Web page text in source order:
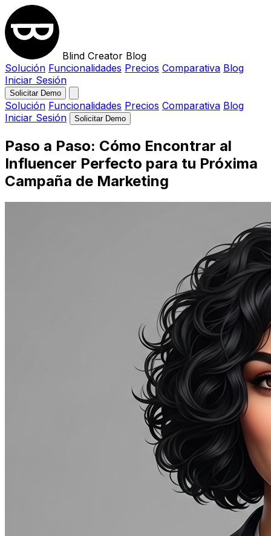
Blind Creator Blog
Solución Funcionalidades Precios Comparativa Blog
Iniciar Sesión
Solicitar Demo
Solución Funcionalidades Precios Comparativa Blog
Iniciar Sesión
Solicitar Demo
Paso a Paso: Cómo Encontrar al
Influencer Perfecto para tu Próxima
Campaña de Marketing